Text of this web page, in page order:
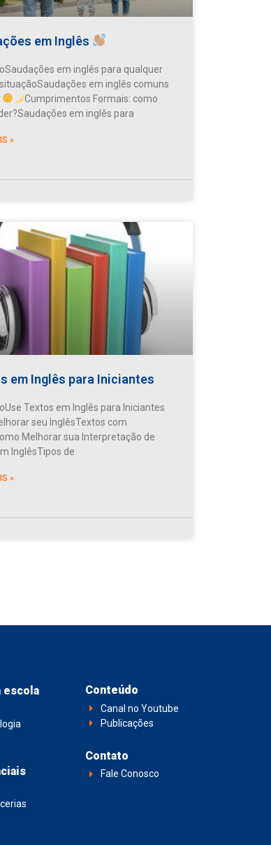
em Inglês
em inglês para qualquer
em inglês comuns
Cumprimentos Formais: como
em inglês para
»
em Inglês para Iniciantes
Textos em Inglês para Iniciantes
seu InglêsTextos com
Melhorar sua Interpretação de
InglêsTipos de
»
escola Conteúdo
Canal no Youtube
Publicações
Contato
Fale Conosco